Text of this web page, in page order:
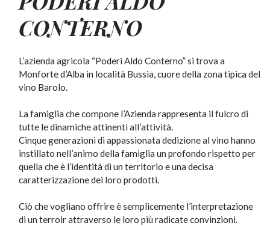
CONTERNO
L’azienda agricola “Poderi Aldo Conterno” si trova a
Monforte d’Alba in località Bussia, cuore della zona tipica del
vino Barolo.
La famiglia che compone l’Azienda rappresenta il fulcro di
tutte le dinamiche attinenti all’attività.
Cinque generazioni di appassionata dedizione al vino hanno
instillato nell’animo della famiglia un profondo rispetto per
quella che è l’identità di un territorio e una decisa
caratterizzazione dei loro prodotti.
Ciò che vogliano offrire è semplicemente l’interpretazione
di un terroir attraverso le loro più radicate convinzioni.